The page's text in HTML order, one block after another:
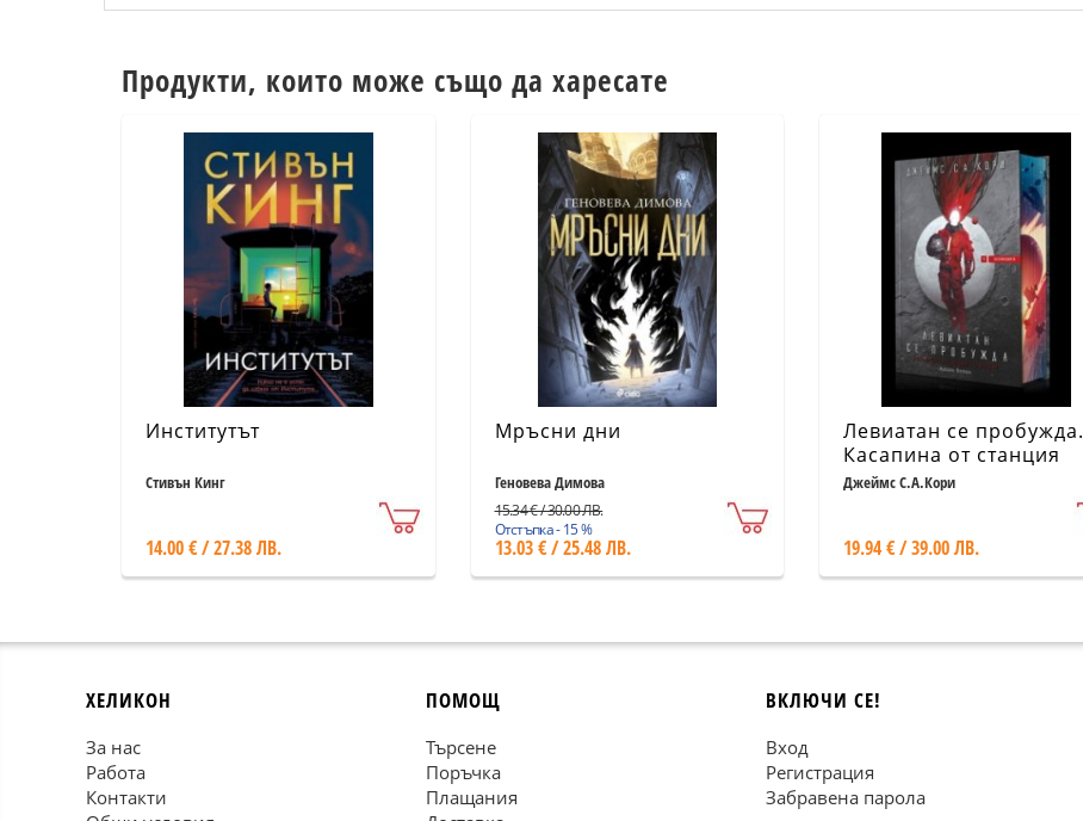
Продукти, които може също да харесате
Институтът
Стивън Кинг
14.00 € / 27.38 ЛВ.
Мръсни дни
Геновева Димова
15.34 € / 30.00 ЛВ.
Отстъпка - 15 %
13.03 € / 25.48 ЛВ.
Левиатан се пробужда.
Касапина от станция
"Андерсън" - Книга 1
Джеймс С.А.Кори
19.94 € / 39.00 ЛВ.
ХЕЛИКОН
За нас
Работа
Контакти
ПОМОЩ
Търсене
Поръчка
Плащания
ВКЛЮЧИ СЕ!
Вход
Регистрация
Забравена парола